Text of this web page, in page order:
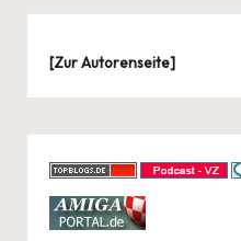
[Zur Autorenseite]